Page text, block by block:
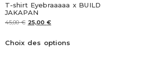
T-shirt Eyebraaaaa x BUILD
JAKAPAN
45,00€ 25,00 €
Choix des options